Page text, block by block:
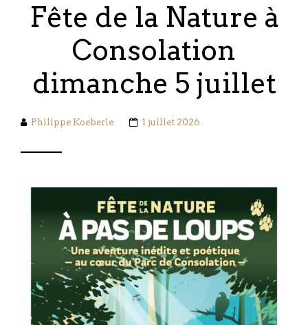
Fête de la Nature à
Consolation
dimanche 5 juillet
Philippe Koeberle 1 juillet 2026